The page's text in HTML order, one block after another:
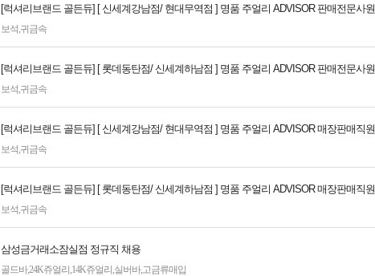
[럭셔리브랜드 골든듀] [ 신세계강남점/ 현대무역점 ] 명품 주얼리 ADVISOR 판매전문사원
보석,귀금속
[럭셔리브랜드 골든듀] [ 롯데동탄점/ 신세계하남점 ] 명품 주얼리 ADVISOR 판매전문사원
보석,귀금속
[럭셔리브랜드 골든듀] [ 신세계강남점/ 현대무역점 ] 명품 주얼리 ADVISOR 매장판매직원
보석,귀금속
[럭셔리브랜드 골든듀] [ 롯데동탄점/ 신세계하남점 ] 명품 주얼리 ADVISOR 매장판매직원
보석,귀금속
삼성금거래소잠실점 정규직 채용
골드바,24K쥬얼리 ,14K쥬얼리 ,실버바,고금류매입